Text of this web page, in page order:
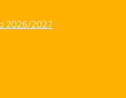
2026/2027